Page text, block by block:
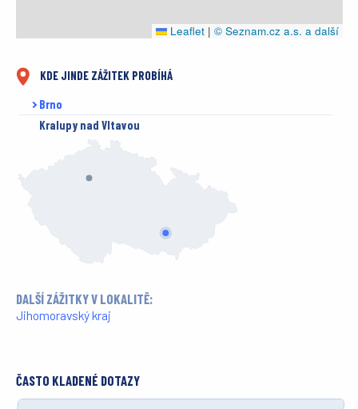
Leaflet | © Seznam.cz a.s. a další
KDE JINDE ZÁŽITEK PROBÍHÁ
Brno
Kralupy nad Vltavou
DALŠÍ ZÁŽITKY V LOKALITĚ:
Jihomoravský kraj
ČASTO KLADENÉ DOTAZY